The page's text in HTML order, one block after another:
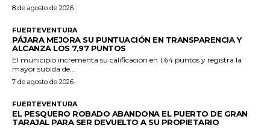
8 de agosto de 2026
FUERTEVENTURA
PÁJARA MEJORA SU PUNTUACIÓN EN TRANSPARENCIA Y
ALCANZA LOS 7,97 PUNTOS
El municipio incrementa su calificación en 1,64 puntos y registra la
mayor subida de...
7 de agosto de 2026
FUERTEVENTURA
EL PESQUERO ROBADO ABANDONA EL PUERTO DE GRAN
TARAJAL PARA SER DEVUELTO A SU PROPIETARIO